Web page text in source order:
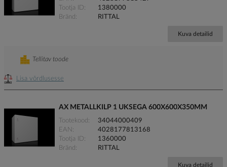
Tootja ID
1380000
Bränd
RITTAL
Kuva detailid
Lisa võrdlusesse
Tellitav toode
AX METALLKILP 1 UKSEGA 600X600X350MM
Tootekood
34044000409
EAN
4028177813168
Tootja ID
1360000
Bränd
RITTAL
Kuva detailid